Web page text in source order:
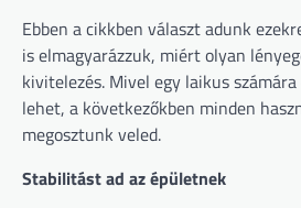
Ebben a cikkben választ adunk
is elmagyarázzuk, miért olyan
kivitelezés. Mivel egy laikus
lehet, a következőkben minden
megosztunk veled.
Stabilitást ad az épületnek